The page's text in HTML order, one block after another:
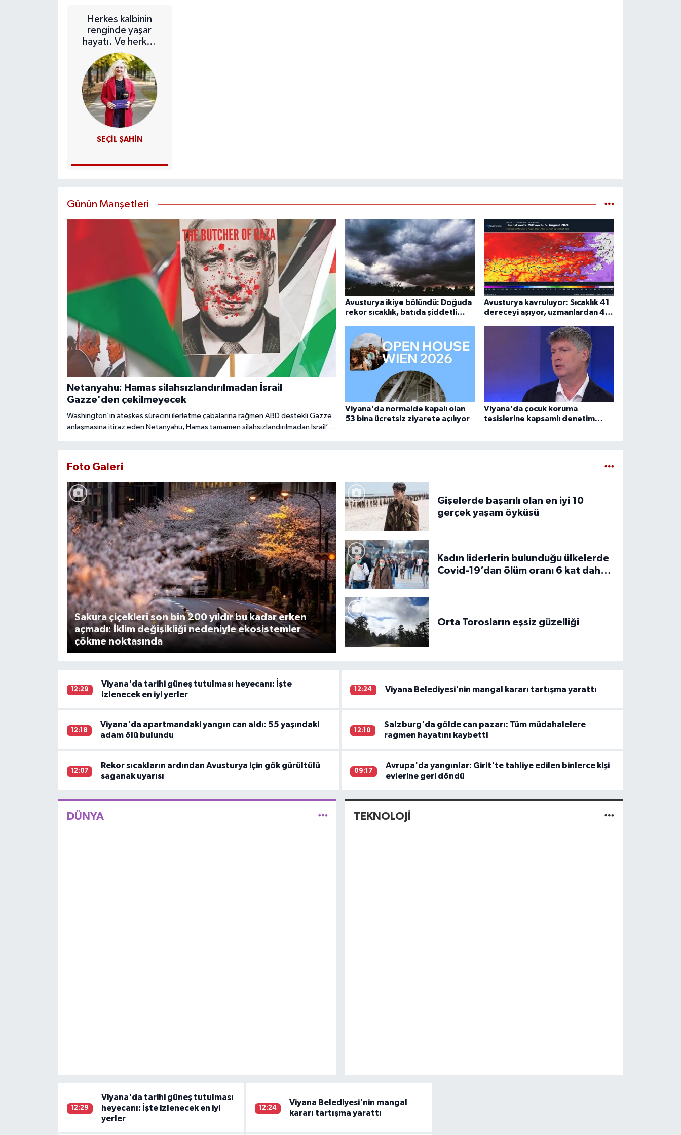
Herkes kalbinin
renginde yaşar
hayatı. Ve herkes
kalbinin rengini
bulaştırır
etrafındakilere...
SEÇIL ŞAHIN
Günün Manşetleri
Netanyahu: Hamas silahsızlandırılmadan İsrail
Gazze'den çekilmeyecek
Washington’ın ateşkes sürecini ilerletme çabalarına rağmen ABD destekli Gazze
anlaşmasına itiraz eden Netanyahu, Hamas tamamen silahsızlandırılmadan İsrail’in
Avusturya ikiye bölündü: Doğuda
rekor sıcaklık, batıda şiddetli
Avusturya kavruluyor: Sıcaklık 41
dereceyi aşıyor, uzmanlardan 44
Viyana'da normalde kapalı olan
53 bina ücretsiz ziyarete açılıyor
Viyana'da çocuk koruma
tesislerine kapsamlı denetim
Foto Galeri
Sakura çiçekleri son bin 200 yıldır bu kadar erken
açmadı: İklim değişikliği nedeniyle ekosistemler
çökme noktasında
Gişelerde başarılı olan en iyi 10
gerçek yaşam öyküsü
Kadın liderlerin bulunduğu ülkelerde
Covid-19’dan ölüm oranı 6 kat daha
Orta Torosların eşsiz güzelliği
12:29
Viyana'da tarihi güneş tutulması heyecanı: İşte
izlenecek en iyi yerler
12:24 Viyana Belediyesi'nin mangal kararı tartışma yarattı
12:18
Viyana'da apartmandaki yangın can aldı: 55 yaşındaki
adam ölü bulundu
12:10
Salzburg'da gölde can pazarı: Tüm müdahalelere
rağmen hayatını kaybetti
12:07
Rekor sıcakların ardından Avusturya için gök gürültülü
sağanak uyarısı
09:17
Avrupa'da yangınlar: Girit'te tahliye edilen binlerce kişi
evlerine geri döndü
DÜNYA TEKNOLOJİ
12:29
Viyana'da tarihi güneş tutulması
heyecanı: İşte izlenecek en iyi
yerler
12:24
Viyana Belediyesi'nin mangal
kararı tartışma yarattı